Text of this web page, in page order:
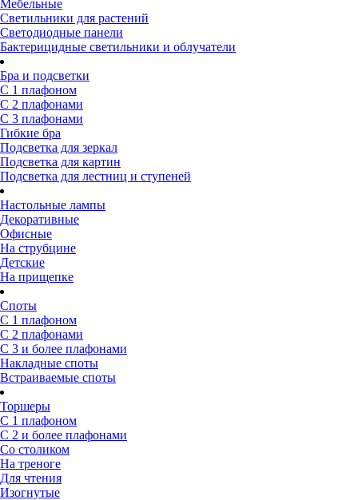
Мебельные
Светильники для растений
Светодиодные панели
Бактерицидные светильники и облучатели
Бра и подсветки
С 1 плафоном
С 2 плафонами
С 3 плафонами
Гибкие бра
Подсветка для зеркал
Подсветка для картин
Подсветка для лестниц и ступеней
Настольные лампы
Декоративные
Офисные
На струбцине
Детские
На прищепке
Споты
С 1 плафоном
С 2 плафонами
С 3 и более плафонами
Накладные споты
Встраиваемые споты
Торшеры
С 1 плафоном
С 2 и более плафонами
Со столиком
На треноге
Для чтения
Изогнутые